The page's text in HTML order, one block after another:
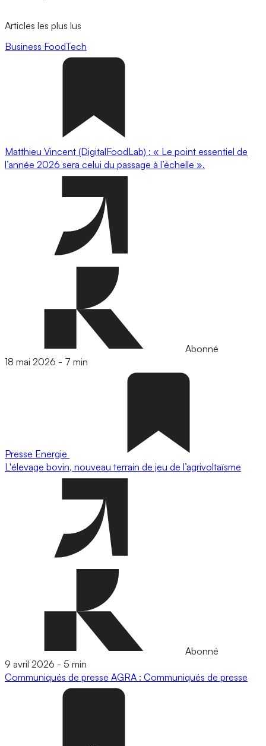
Articles les plus lus
Business FoodTech
Matthieu Vincent (DigitalFoodLab) : « Le point essentiel de
l’année 2026 sera celui du passage à l’échelle ».
Abonné
18 mai 2026 - 7 min
Presse Energie
L'élevage bovin, nouveau terrain de jeu de l’agrivoltaïsme
Abonné
9 avril 2026 - 5 min
Communiqués de presse AGRA : Communiqués de presse